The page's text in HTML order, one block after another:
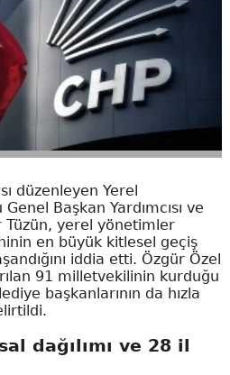
düzenleyen Yerel
Başkan Yardımcısı ve
Tüzün, yerel yönetimler
en büyük kitlesel geçiş
iddia etti. Özgür Özel
91 milletvekilinin kurduğu
başkanlarının da hızla
dağılımı ve 28 il